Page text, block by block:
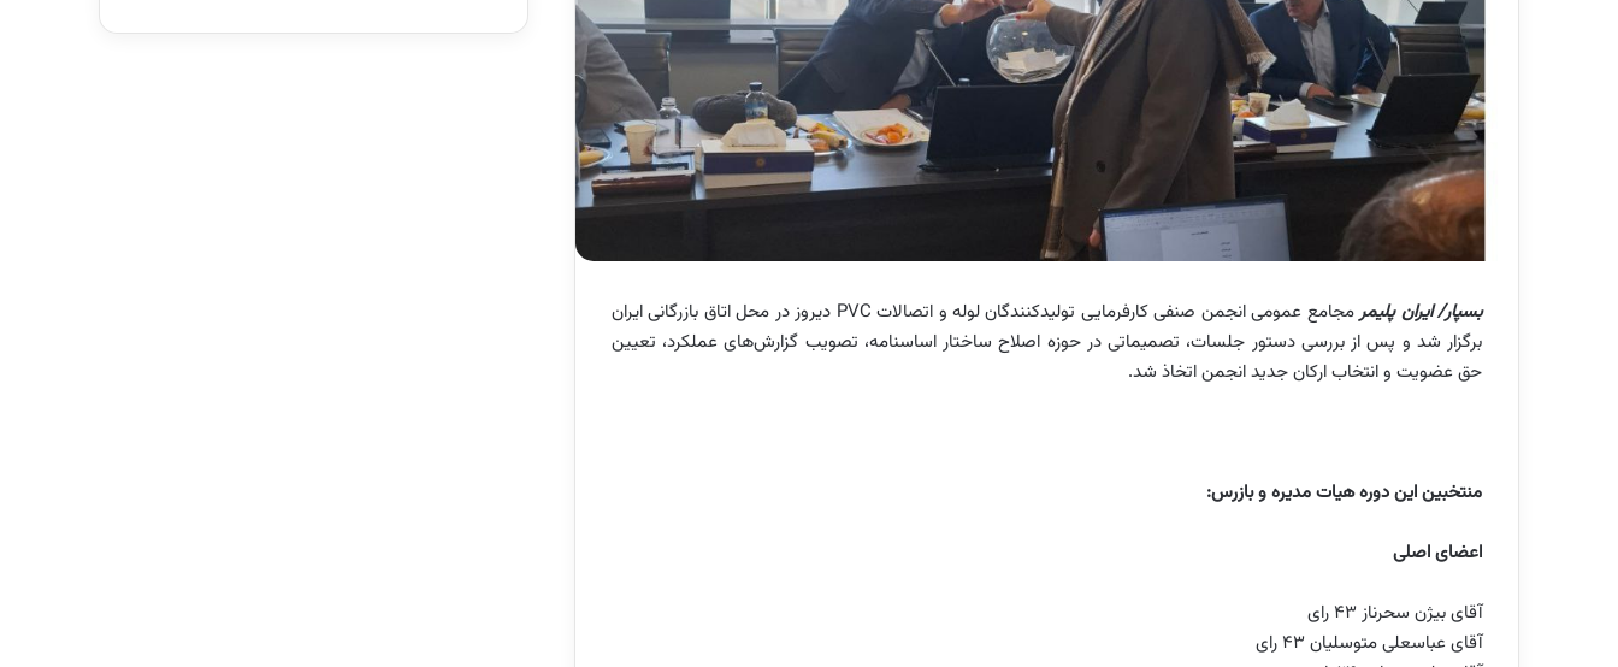
بسپار/ ایران پلیمر
مجامع عمومی انجمن صنفی کارفرمایی تولیدکنندگان لوله و اتصالات PVC دیروز در محل اتاق بازرگانی ایران
برگزار شد و پس از بررسی دستور جلسات، تصمیماتی در حوزه اصلاح ساختار اساسنامه، تصویب گزارش‌های عملکرد، تعیین
حق عضویت و انتخاب ارکان جدید انجمن اتخاذ شد.
منتخبین این دوره هیات مدیره و بازرس:
اعضای اصلی
آقای بیژن سحرناز ۴۳ رای
آقای عباسعلی متوسلیان ۴۳ رای